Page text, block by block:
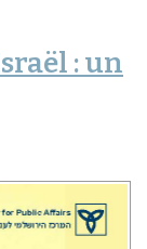
: un